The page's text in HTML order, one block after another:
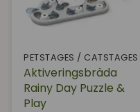
PETSTAGES / CATSTAGES
Aktiveringsbräda
Rainy Day Puzzle &
Play